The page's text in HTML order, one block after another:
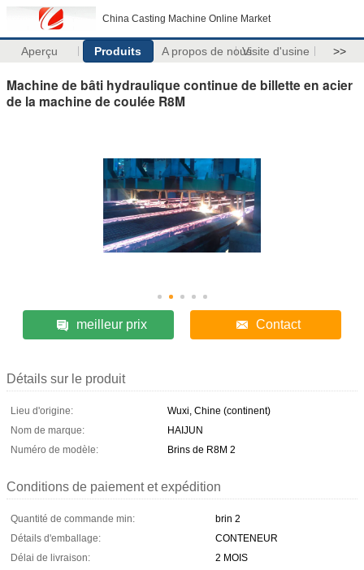
China Casting Machine Online Market
Aperçu Produits A propos de nousVisite d'usine >>
Machine de bâti hydraulique continue de billette en acier
de la machine de coulée R8M
meilleur prix Contact
Détails sur le produit
Lieu d'origine:
Wuxi, Chine (continent)
Nom de marque:
HAIJUN
Numéro de modèle:
Brins de R8M 2
Conditions de paiement et expédition
Quantité de commande min:
brin 2
Détails d'emballage:
CONTENEUR
Délai de livraison:
2 MOIS